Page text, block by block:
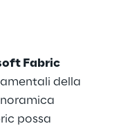
Fabric
della
possa